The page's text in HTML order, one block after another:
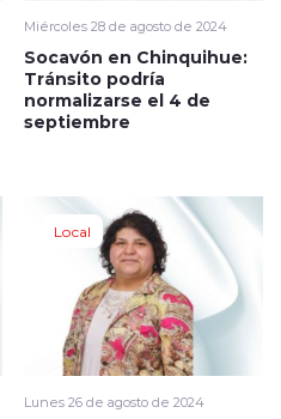
Miércoles 28 de agosto de 2024
Socavón en Chinquihue:
Tránsito podría
normalizarse el 4 de
septiembre
Local
Lunes 26 de agosto de 2024